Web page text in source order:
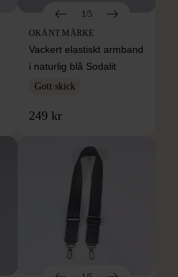
1/5
OKÄNT MÄRKE
Vackert elastiskt armband
i naturlig blå Sodalit
Gott skick
249 kr